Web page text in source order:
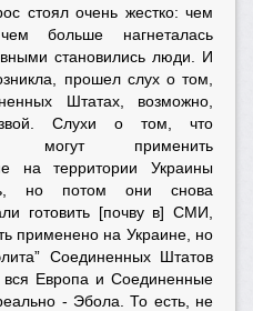
стоял очень жестко: чем
больше нагнеталась
становились люди. И
прошел слух о том,
Штатах, возможно,
Слухи о том, что
могут применить
на территории Украины
но потом они снова
готовить [почву в] СМИ,
применено на Украине, но
Соединенных Штатов
Европа и Соединенные
- Эбола. То есть, не